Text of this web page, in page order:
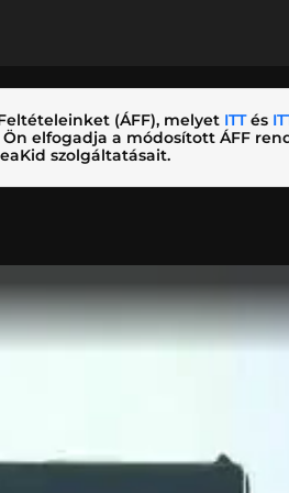
(ÁFF), melyet ITTés
elfogadja a módosított ÁFF
szolgáltatásait.